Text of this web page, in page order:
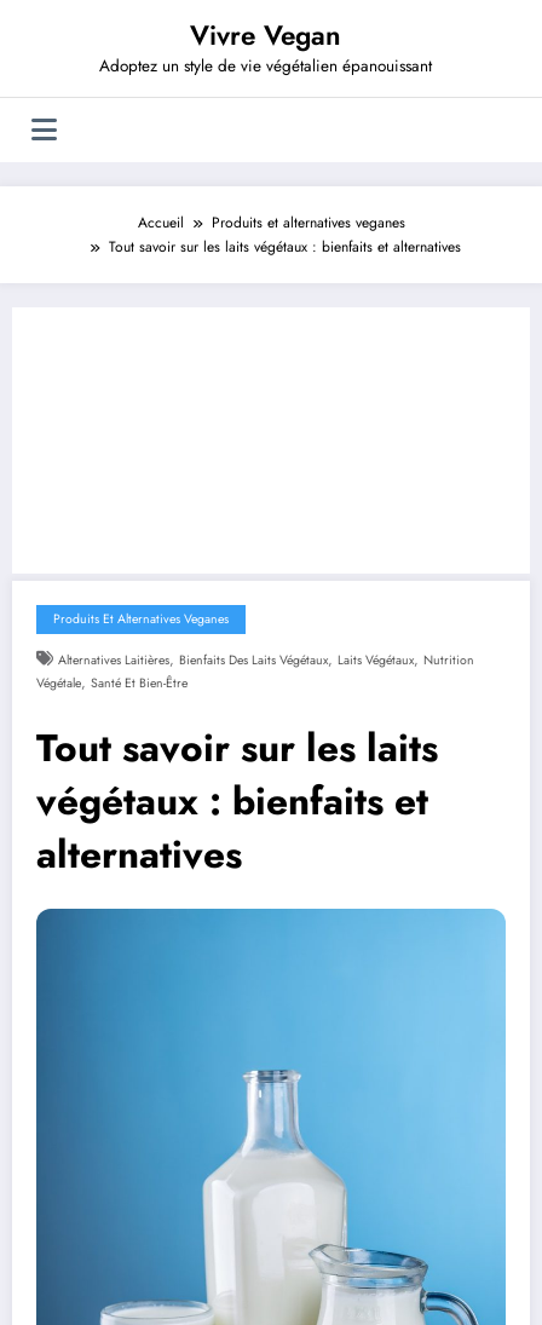
Vivre Vegan
Adoptez un style de vie végétalien épanouissant
Accueil
Produits et alternatives veganes
Tout savoir sur les laits végétaux : bienfaits et alternatives
Produits Et Alternatives Veganes
Alternatives Laitières, Bienfaits Des Laits Végétaux, Laits Végétaux, Nutrition
Végétale, Santé Et Bien-Être
Tout savoir sur les laits
végétaux : bienfaits et
alternatives